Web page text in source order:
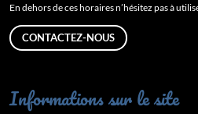
En dehors de ces horaires n’hésitez pas à
CONTACTEZ-NOUS
Informations sur le site